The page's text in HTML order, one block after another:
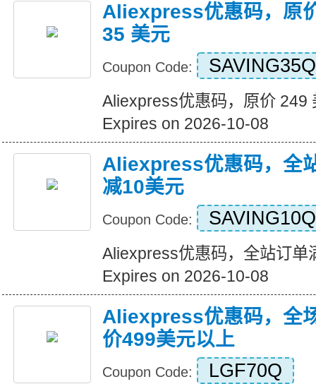
Aliexpress优惠码，原
35 美元
Coupon Code: SAVING35Q
Aliexpress优惠码，原价 249
Expires on 2026-10-08
Aliexpress优惠码，全
减10美元
Coupon Code: SAVING10Q
Aliexpress优惠码，全站订单
Expires on 2026-10-08
Aliexpress优惠码，全
价499美元以上
Coupon Code: LGF70Q